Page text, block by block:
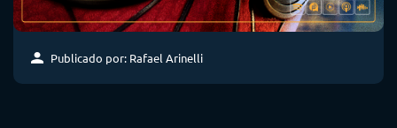
Publicado por: Rafael Arinelli